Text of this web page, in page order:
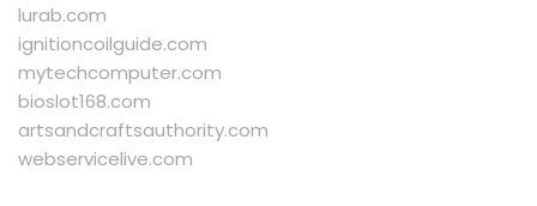
lurab.com
ignitioncoilguide.com
mytechcomputer.com
bioslot168.com
artsandcraftsauthority.com
webservicelive.com